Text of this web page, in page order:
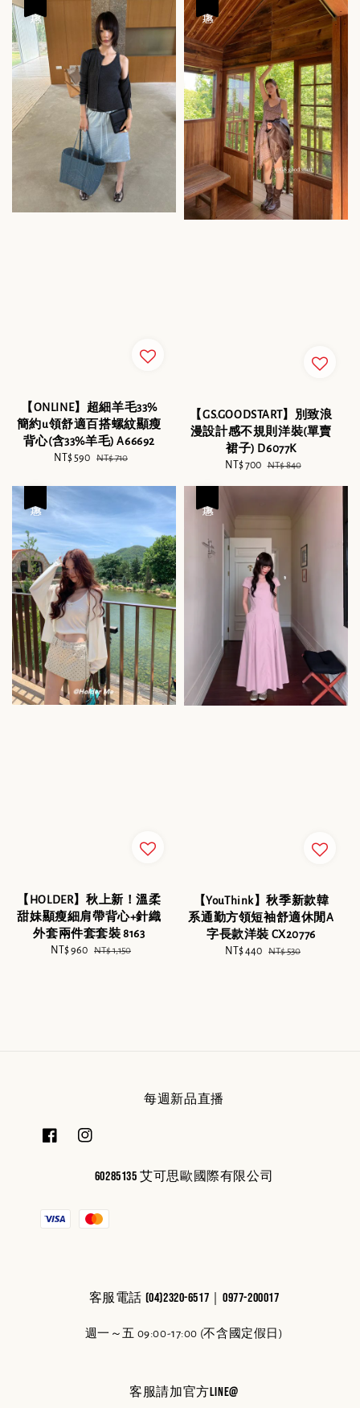
【ONLINE】超細羊毛33%
簡約u領舒適百搭螺紋顯瘦
背心(含33%羊毛) A66692
Sale
NT$ 590 Regular
NT$ 710
【GS.GOODSTART】別致浪
漫設計感不規則洋裝(單賣
裙子) D6077K
Sale
NT$ 700 Regular
NT$ 840
【HOLDER】秋上新！溫柔
甜妹顯瘦細肩帶背心+針織
外套兩件套套裝 8163
Sale
NT$ 960 Regular
NT$ 1,150
【YouThink】秋季新款韓
系通勤方領短袖舒適休閒A
字長款洋裝 CX20776
Sale
NT$ 440 Regular
NT$ 530
每週新品直播
60285135 艾可思歐國際有限公司
客服電話 (04)2320-6517｜0977-200017
週一～五 09:00-17:00 (不含國定假日)
客服請加官方line@